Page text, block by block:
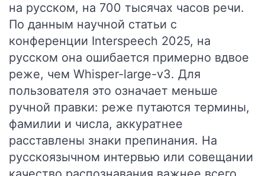
на русском, на 700 тысячах часов речи.
По данным научной статьи с
конференции Interspeech 2025, на
русском она ошибается примерно вдвое
реже, чем Whisper-large-v3. Для
пользователя это означает меньше
ручной правки: реже путаются термины,
фамилии и числа, аккуратнее
расставлены знаки препинания. На
русскоязычном интервью или совещании